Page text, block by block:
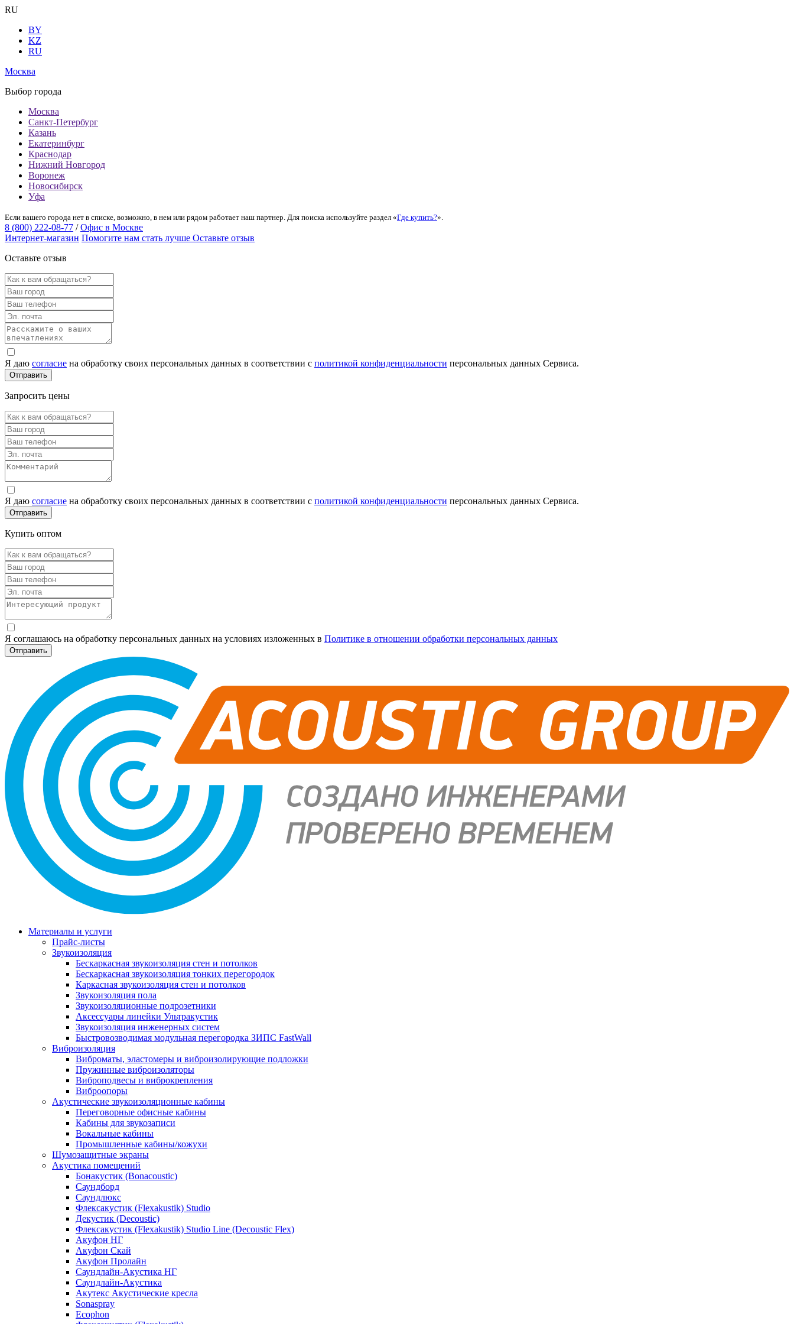
RU
BY
KZ
RU
Москва
Выбор города
Москва
Санкт-Петербург
Казань
Екатеринбург
Краснодар
Нижний Новгород
Воронеж
Новосибирск
Уфа
Если вашего города нет в списке, возможно, в нем или рядом работает наш партнер. Для поиска используйте раздел «Где купить?».
8 (800) 222-08-77 / Офис в Москве
Интернет-магазин Помогите нам стать лучше Оставьте отзыв
Оставьте отзыв
Я даю согласие на обработку своих персональных данных в соответствии с политикой конфиденциальности персональных данных Сервиса.
Запросить цены
Я даю согласие на обработку своих персональных данных в соответствии с политикой конфиденциальности персональных данных Сервиса.
Купить оптом
Я соглашаюсь на обработку персональных данных на условиях изложенных в Политике в отношении обработки персональных данных
Материалы и услуги
Прайс-листы
Звукоизоляция
Бескаркасная звукоизоляция стен и потолков
Бескаркасная звукоизоляция тонких перегородок
Каркасная звукоизоляция стен и потолков
Звукоизоляция пола
Звукоизоляционные подрозетники
Аксессуары линейки Ультракустик
Звукоизоляция инженерных систем
Быстровозводимая модульная перегородка ЗИПС FastWall
Виброизоляция
Виброматы, эластомеры и виброизолирующие подложки
Пружинные виброизоляторы
Виброподвесы и виброкрепления
Виброопоры
Акустические звукоизоляционные кабины
Переговорные офисные кабины
Кабины для звукозаписи
Вокальные кабины
Промышленные кабины/кожухи
Шумозащитные экраны
Акустика помещений
Бонакустик (Bonacoustic)
Саундборд
Саундлюкс
Флексакустик (Flexakustik) Studio
Декустик (Decoustic)
Флексакустик (Flexakustik) Studio Line (Decoustic Flex)
Акуфон НГ
Акуфон Скай
Акуфон Пролайн
Саундлайн-Акустика НГ
Саундлайн-Акустика
Акутекс Акустические кресла
Sonaspray
Ecophon